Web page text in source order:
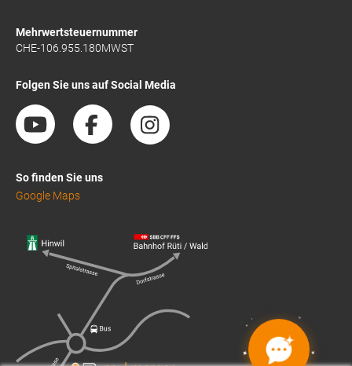
Mehrwertsteuernummer
CHE-106.955.180MWST
Folgen Sie uns auf Social Media
So finden Sie uns
Google Maps
✦
✦ ✦
✦
✦